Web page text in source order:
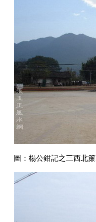
圖：楊公鉗記之三西北